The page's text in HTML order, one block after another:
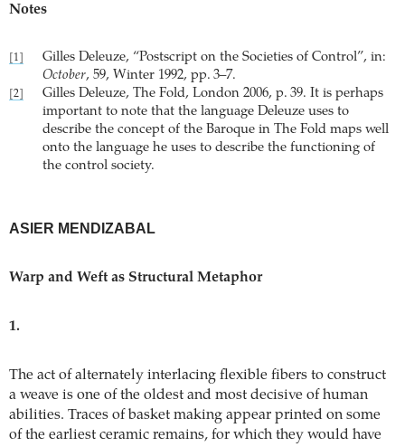
Notes
[1]
Gilles Deleuze, “Postscript on the Societies of Control”, in:
October, 59, Winter 1992, pp. 3–7.
[2]
Gilles Deleuze, The Fold, London 2006, p. 39. It is perhaps
important to note that the language Deleuze uses to
describe the concept of the Baroque in The Fold maps well
onto the language he uses to describe the functioning of
the control society.
ASIER MENDIZABAL
Warp and Weft as Structural Metaphor
1.
The act of alternately interlacing flexible fibers to construct
a weave is one of the oldest and most decisive of human
abilities. Traces of basket making appear printed on some
of the earliest ceramic remains, for which they would have